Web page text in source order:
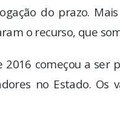
do prazo.
o recurso, que
2016 começou a
no Estado. Os